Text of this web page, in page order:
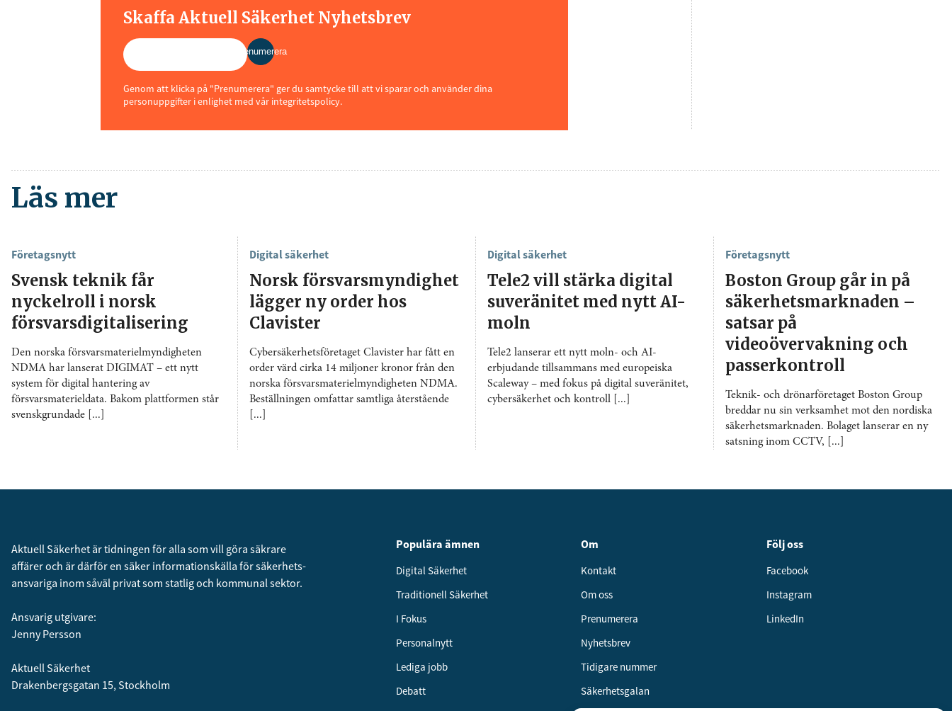
Skaffa Aktuell Säkerhet Nyhetsbrev
Prenumerera
Genom att klicka på "Prenumerera" ger du samtycke till att vi sparar och använder dina
personuppgifter i enlighet med vår integritetspolicy.
Läs mer
Företagsnytt
Svensk teknik får
nyckelroll i norsk
försvarsdigitalisering
Den norska försvarsmaterielmyndigheten
NDMA har lanserat DIGIMAT – ett nytt
system för digital hantering av
försvarsmaterieldata. Bakom plattformen står
svenskgrundade [...]
Digital säkerhet
Norsk försvarsmyndighet
lägger ny order hos
Clavister
Cybersäkerhetsföretaget Clavister har fått en
order värd cirka 14 miljoner kronor från den
norska försvarsmaterielmyndigheten NDMA.
Beställningen omfattar samtliga återstående
[...]
Digital säkerhet
Tele2 vill stärka digital
suveränitet med nytt AI-
moln
Tele2 lanserar ett nytt moln- och AI-
erbjudande tillsammans med europeiska
Scaleway – med fokus på digital suveränitet,
cybersäkerhet och kontroll [...]
Företagsnytt
Boston Group går in på
säkerhetsmarknaden –
satsar på
videoövervakning och
passerkontroll
Teknik- och drönarföretaget Boston Group
breddar nu sin verksamhet mot den nordiska
säkerhetsmarknaden. Bolaget lanserar en ny
satsning inom CCTV, [...]
Aktuell Säkerhet är tidningen för alla som vill göra säkrare
affärer och är därför en säker informationskälla för säkerhets­
ansvariga inom såväl privat som statlig och kommunal sektor.
Ansvarig utgivare:
Jenny Persson
Aktuell Säkerhet
Drakenbergsgatan 15, Stockholm
Populära ämnen
Digital Säkerhet
Traditionell Säkerhet
I Fokus
Personalnytt
Lediga jobb
Debatt
Om
Kontakt
Om oss
Prenumerera
Nyhetsbrev
Tidigare nummer
Säkerhetsgalan
Följ oss
Facebook
Instagram
LinkedIn